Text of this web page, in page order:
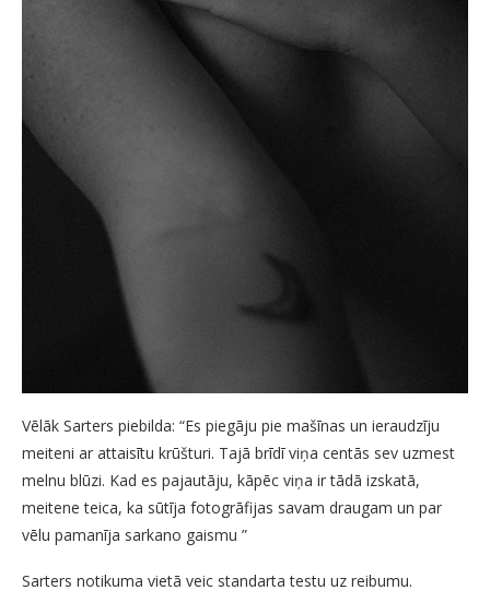
Vēlāk Sarters piebilda: “Es piegāju pie mašīnas un ieraudzīju
meiteni ar attaisītu krūšturi. Tajā brīdī viņa centās sev uzmest
melnu blūzi. Kad es pajautāju, kāpēc viņa ir tādā izskatā,
meitene teica, ka sūtīja fotogrāfijas savam draugam un par
vēlu pamanīja sarkano gaismu ”
Sarters notikuma vietā veic standarta testu uz reibumu.